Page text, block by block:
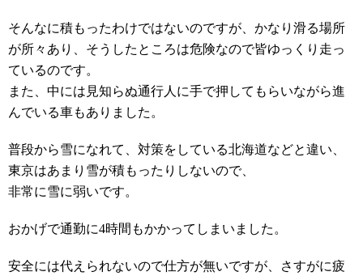
そんなに積もったわけではないのですが、かなり滑る場所
が所々あり、そうしたところは危険なので皆ゆっくり走っ
ているのです。
また、中には見知らぬ通行人に手で押してもらいながら進
んでいる車もありました。
普段から雪になれて、対策をしている北海道などと違い、
東京はあまり雪が積もったりしないので、
非常に雪に弱いです。
おかげで通勤に4時間もかかってしまいました。
安全には代えられないので仕方が無いですが、さすがに疲